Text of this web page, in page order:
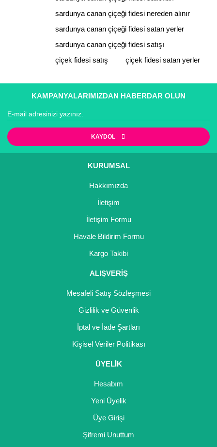
sardunya canan çiçeği fidesi nereden alınır
sardunya canan çiçeği fidesi satan yerler
sardunya canan çiçeği fidesi satışı
çiçek fidesi satış
çiçek fidesi satan yerler
KAMPANYALARIMIZDAN HABERDAR OLUN
KAYDOL
KURUMSAL
Hakkımızda
İletişim
İletişim Formu
Havale Bildirim Formu
Kargo Takibi
ALIŞVERİŞ
Mesafeli Satış Sözleşmesi
Gizlilik ve Güvenlik
İptal ve İade Şartları
Kişisel Veriler Politikası
ÜYELİK
Hesabım
Yeni Üyelik
Üye Girişi
Şifremi Unuttum